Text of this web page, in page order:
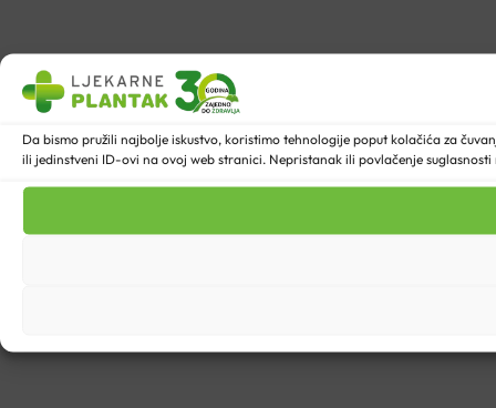
Da bismo pružili najbolje iskustvo, koristimo tehnologije poput kolačića za
ili jedinstveni ID-ovi na ovoj web stranici. Nepristanak ili povlačenje